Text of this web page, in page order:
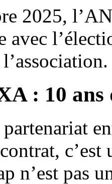
2025,
avec
: 10 ans
partenariat
n’est pas